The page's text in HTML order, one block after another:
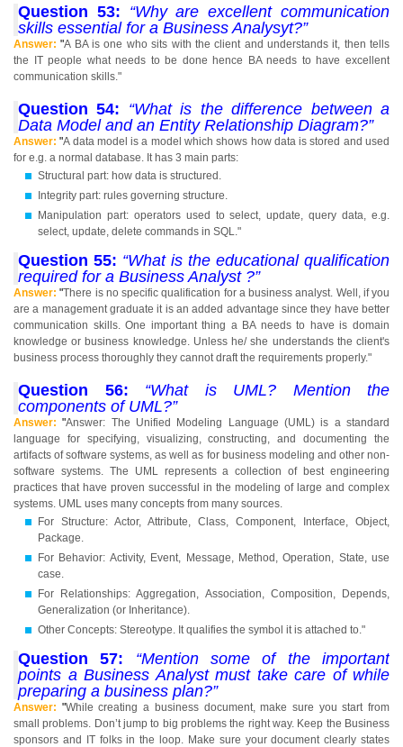
Question 53: “Why are excellent communication
skills essential for a Business Analysyt?”
Answer:"A BA is one who sits with the client and understands it, then tells
the IT people what needs to be done hence BA needs to have excellent
communication skills."
Question 54: “What is the difference between a
Data Model and an Entity Relationship Diagram?”
Answer:"A data model is a model which shows how data is stored and used
for e.g. a normal database. It has 3 main parts:
Structural part: how data is structured.
Integrity part: rules governing structure.
Manipulation part: operators used to select, update, query data, e.g.
select, update, delete commands in SQL."
Question 55: “What is the educational qualification
required for a Business Analyst ?”
Answer:"There is no specific qualification for a business analyst. Well, if you
are a management graduate it is an added advantage since they have better
communication skills. One important thing a BA needs to have is domain
knowledge or business knowledge. Unless he/ she understands the client's
business process thoroughly they cannot draft the requirements properly."
Question 56: “What is UML? Mention the
components of UML?”
Answer:"Answer: The Unified Modeling Language (UML) is a standard
language for specifying, visualizing, constructing, and documenting the
artifacts of software systems, as well as for business modeling and other non-
software systems. The UML represents a collection of best engineering
practices that have proven successful in the modeling of large and complex
systems. UML uses many concepts from many sources.
For Structure: Actor, Attribute, Class, Component, Interface, Object,
Package.
For Behavior: Activity, Event, Message, Method, Operation, State, use
case.
For Relationships: Aggregation, Association, Composition, Depends,
Generalization (or Inheritance).
Other Concepts: Stereotype. It qualifies the symbol it is attached to."
Question 57: “Mention some of the important
points a Business Analyst must take care of while
preparing a business plan?”
Answer: "While creating a business document, make sure you start from
small problems. Don’t jump to big problems the right way. Keep the Business
sponsors and IT folks in the loop. Make sure your document clearly states